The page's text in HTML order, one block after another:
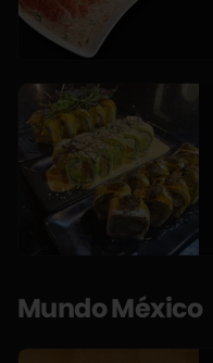
Mundo México